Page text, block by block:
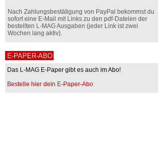
Nach Zahlungsbestätigung von PayPal bekommst du
sofort eine E-Mail mit Links zu den pdf-Dateien der
bestellten L-MAG Ausgaben (jeder Link ist zwei
Wochen lang aktiv).
E-PAPER-ABO
Das L-MAG E-Paper gibt es auch im Abo!
Bestelle hier dein E-Paper-Abo